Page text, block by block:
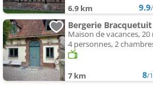
6.9 km 9.9
Bergerie Bracquetuit
Maison de vacances, 20
4 personnes, 2
7 km 8/